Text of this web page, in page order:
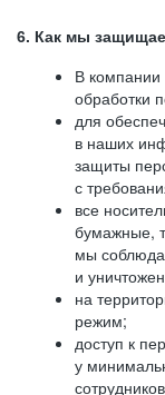
6. Как мы
В компании
обработки
для
в наших
защиты
с
все
бумажные,
мы
и
на
режим;
доступ к
у